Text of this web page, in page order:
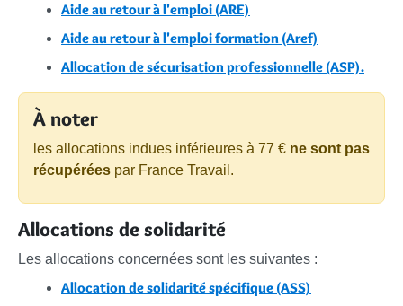
Aide au retour à l'emploi (ARE)
Aide au retour à l'emploi formation (Aref)
Allocation de sécurisation professionnelle (ASP).
À noter
les allocations indues inférieures à 77 € ne sont pas
récupérées par France Travail.
Allocations de solidarité
Les allocations concernées sont les suivantes :
Allocation de solidarité spécifique (ASS)